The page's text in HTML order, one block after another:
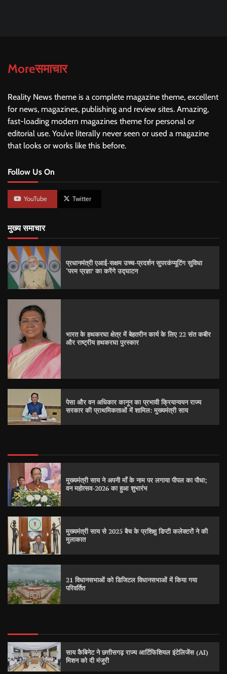
Moreसमाचार
Reality News theme is a complete magazine theme, excellent
for news, magazines, publishing and review sites. Amazing,
fast-loading modern magazines theme for personal or
editorial use. You’ve literally never seen or used a magazine
that looks or works like this before.
Follow Us On
YouTube Twitter
मुख्य समाचार
प्रधानमंत्री एआई-सक्षम उच्च-प्रदर्शन सुपरकंप्यूटिंग सुविधा
‘परम प्रज्ञा’ का करेंगे उद्घाटन
भारत के हथकरघा क्षेत्र में बेहतरीन कार्य के लिए 22 संत कबीर
और राष्ट्रीय हथकरघा पुरस्कार
पेसा और वन अधिकार कानून का प्रभावी क्रियान्वयन राज्य
सरकार की प्राथमिकताओं में शामिल: मुख्यमंत्री साय
मुख्यमंत्री साय ने अपनी माँ के नाम पर लगाया पीपल का पौधा;
वन महोत्सव-2026 का हुआ शुभारंभ
मुख्यमंत्री साय से 2025 बैच के प्रशिक्षु डिप्टी कलेक्टरों ने की
मुलाकात
21 विधानसभाओं को डिजिटल विधानसभाओं में किया गया
परिवर्तित
साय कैबिनेट ने छत्तीसगढ़ राज्य आर्टिफिशियल इंटेलिजेंस (AI)
मिशन को दी मंजूरी